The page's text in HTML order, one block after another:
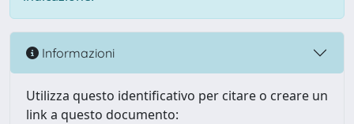
Informazioni
Utilizza questo identificativo per citare o creare un
link a questo documento: